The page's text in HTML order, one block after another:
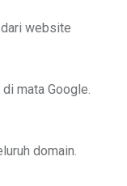
website
mata Google.
domain.